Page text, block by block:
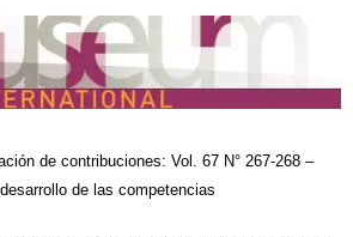
de contribuciones: Vol. 67 N° 267-268 –
de las competencias